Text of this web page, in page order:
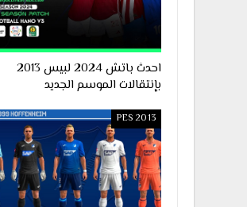
احدث باتش 2024 لبيس 2013
بإنتقالات الموسم الجديد
PES 2013